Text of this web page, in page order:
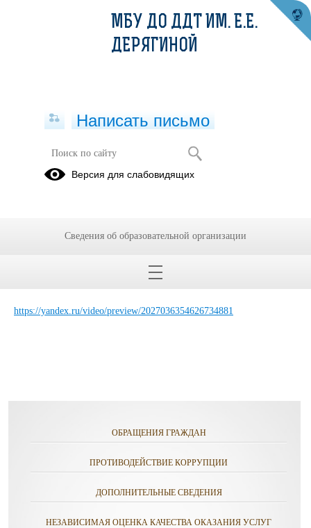
04.10.24
Стойка на голове, стойка на груди, мост, перевороты на мостах,
https://yandex.ru/video/preview/2027036354626734881
ОБРАЩЕНИЯ ГРАЖДАН
ПРОТИВОДЕЙСТВИЕ КОРРУПЦИИ
ДОПОЛНИТЕЛЬНЫЕ СВЕДЕНИЯ
НЕЗАВИСИМАЯ ОЦЕНКА КАЧЕСТВА ОКАЗАНИЯ УСЛУГ
МБУ ДО ДДТ ИМ. Е.Е.
ДЕРЯГИНОЙ
Написать письмо
Версия для слабовидящих
Сведения об образовательной организации